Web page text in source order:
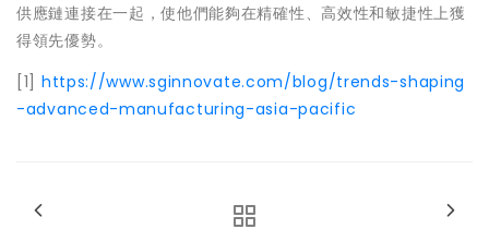
供應鏈連接在一起，使他們能夠在精確性、高效性和敏捷性上獲
得領先優勢。
[1] https://www.sginnovate.com/blog/trends-shaping
-advanced-manufacturing-asia-pacific